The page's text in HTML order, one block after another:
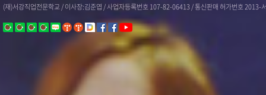
(재)서강직업전문학교 / 이사장:김준엽 / 사업자등록번호 107-82-06413 / 통신판매 허가번호 2013-